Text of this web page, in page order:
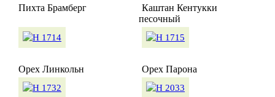
Пихта Брамберг
Каштан Кентукки
песочный
Орех Линкольн Орех Парона